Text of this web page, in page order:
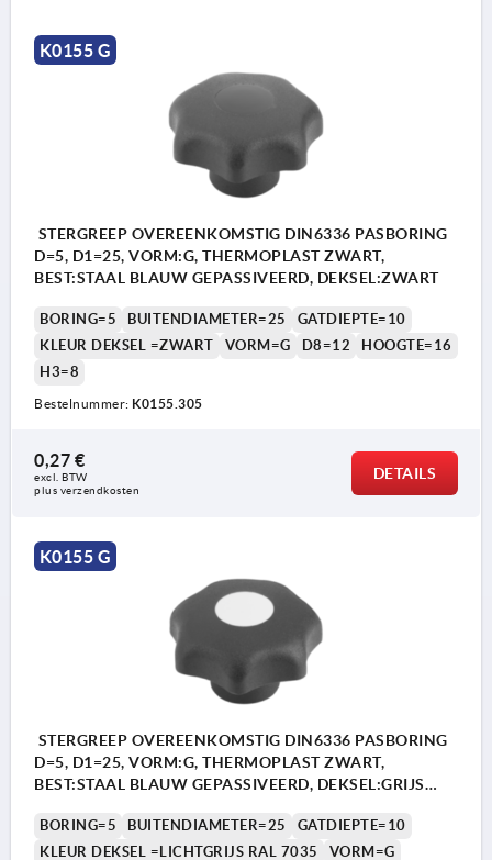
K0155 G
STERGREEP OVEREENKOMSTIG DIN6336 PASBORING
D=5, D1=25, VORM:G, THERMOPLAST ZWART,
BEST:STAAL BLAUW GEPASSIVEERD, DEKSEL:ZWART
BORING=5 BUITENDIAMETER=25
GATDIEPTE=10
KLEUR DEKSEL =ZWART
VORM=G D8=12
HOOGTE=16
H3=8
Bestelnummer: K0155.305
0,27 €
excl. BTW
plus verzendkosten
DETAILS
K0155 G
STERGREEP OVEREENKOMSTIG DIN6336 PASBORING
D=5, D1=25, VORM:G, THERMOPLAST ZWART,
BEST:STAAL BLAUW GEPASSIVEERD, DEKSEL:GRIJS
BORING=5 BUITENDIAMETER=25
GATDIEPTE=10
KLEUR DEKSEL =LICHTGRIJS RAL 7035
VORM=G